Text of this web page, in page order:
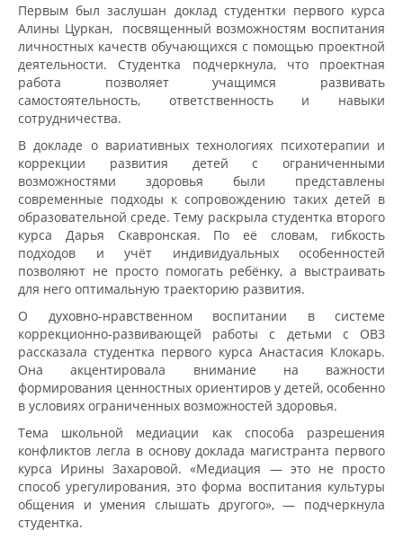
Первым был заслушан доклад студентки первого курса
Алины Цуркан, посвященный возможностям воспитания
личностных качеств обучающихся с помощью проектной
деятельности. Студентка подчеркнула, что проектная
работа позволяет учащимся развивать
самостоятельность, ответственность и навыки
сотрудничества.
В докладе о вариативных технологиях психотерапии и
коррекции развития детей с ограниченными
возможностями здоровья были представлены
современные подходы к сопровождению таких детей в
образовательной среде. Тему раскрыла студентка второго
курса Дарья Скавронская. По её словам, гибкость
подходов и учёт индивидуальных особенностей
позволяют не просто помогать ребёнку, а выстраивать
для него оптимальную траекторию развития.
О духовно-нравственном воспитании в системе
коррекционно-развивающей работы с детьми с ОВЗ
рассказала студентка первого курса Анастасия Клокарь.
Она акцентировала внимание на важности
формирования ценностных ориентиров у детей, особенно
в условиях ограниченных возможностей здоровья.
Тема школьной медиации как способа разрешения
конфликтов легла в основу доклада магистранта первого
курса Ирины Захаровой. «Медиация — это не просто
способ урегулирования, это форма воспитания культуры
общения и умения слышать другого», — подчеркнула
студентка.